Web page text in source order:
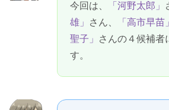
今回は、
「河野太郎」
雄」
さん、 「高市早苗」
聖子」
さんの４候補者
す。